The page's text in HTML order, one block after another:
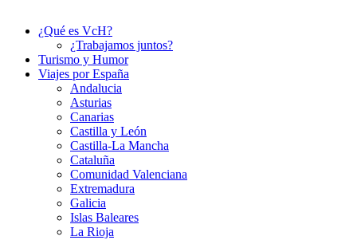
¿Qué es VcH?
¿Trabajamos juntos?
Turismo y Humor
Viajes por España
Andalucia
Asturias
Canarias
Castilla y León
Castilla-La Mancha
Cataluña
Comunidad Valenciana
Extremadura
Galicia
Islas Baleares
La Rioja